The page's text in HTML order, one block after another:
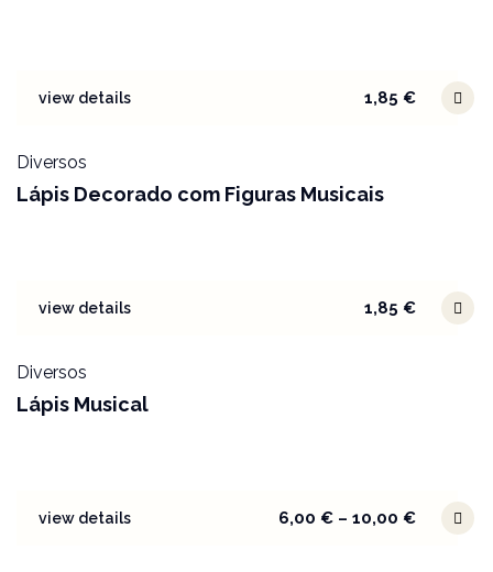
view details 1,85 €
Diversos
Lápis Decorado com Figuras Musicais
view details 1,85 €
Diversos
Lápis Musical
view details 6,00 €– 10,00 €